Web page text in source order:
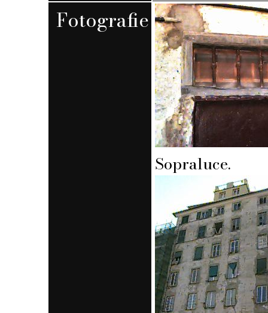
Fotografie
Sopraluce.